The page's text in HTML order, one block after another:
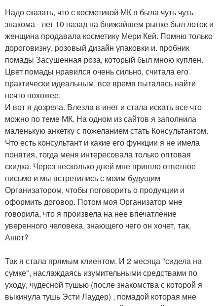
Надо сказать, что с косметикой МК я была чуть чуть
знакома - лет 10 назад на ближайшем рынке был лоток и
женщина продавала косметику Мери Кей. Помню только
дороговизну, розовый дизайн упаковки и. пробник
помады Засушенная роза, который был мною куплен.
Цвет помады нравился очень сильно, считала его
практически идеальным, все время пыталась найти
нечто похожее.
И вот я дозрела. Влезла в инет и стала искать все что
можно по теме МК. На одном из сайтов я заполнила
маленькую анкетку с пожеланием стать Консультантом.
Что есть консультант и какие его функции я не имела
понятия, тогда меня интересовала только оптовая
скидка. Через несколько дней мне пришло ответное
письмо и мы встретились с моим будущим
Организатором, чтобы поговорить о продукции и
оформить договор. Потом моя Организатор мне
говорила, что я произвела на нее впечатление
уверенного человека, знающего чего он хочет, так,
Анют?
Так я стала прямым клиентом. И 2 месяца "сидела на
сумке", наслаждаясь изумительными средствами по
уходу, чудесной тушью (после знакомства с которой я
выкинула тушь Эсти Лаудер) , помадой которая мне